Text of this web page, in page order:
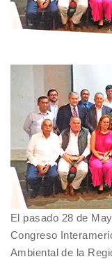
El pasado 28 de
Congreso
Ambiental de la